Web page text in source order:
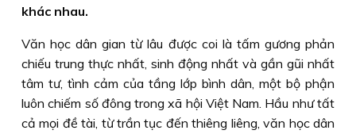
khác nhau.
Văn học dân gian từ lâu được coi là tấm gương phản
chiếu trung thực nhất, sinh động nhất và gần gũi nhất
tâm tư, tình cảm của tầng lớp bình dân, một bộ phận
luôn chiếm số đông trong xã hội Việt Nam. Hầu như tất
cả mọi đề tài, từ trần tục đến thiêng liêng, văn học dân